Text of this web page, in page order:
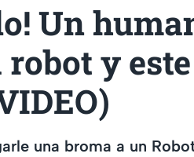
Un
y
una broma a un